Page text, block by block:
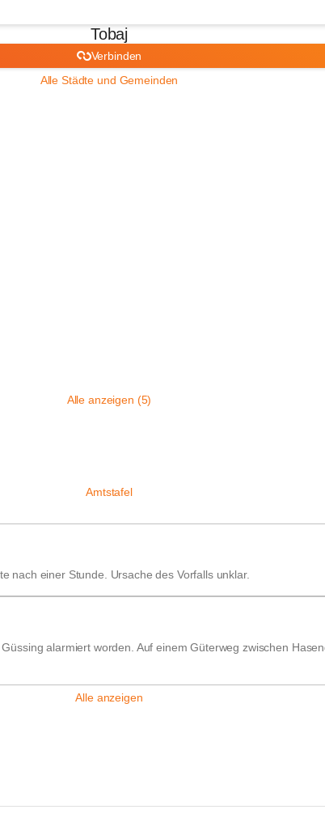
Tobaj
Verbinden
Alle Städte und Gemeinden
Alle anzeigen (5)
Amtstafel
nach einer Stunde. Ursache des Vorfalls unklar.
alarmiert worden. Auf einem Güterweg zwischen
Alle anzeigen